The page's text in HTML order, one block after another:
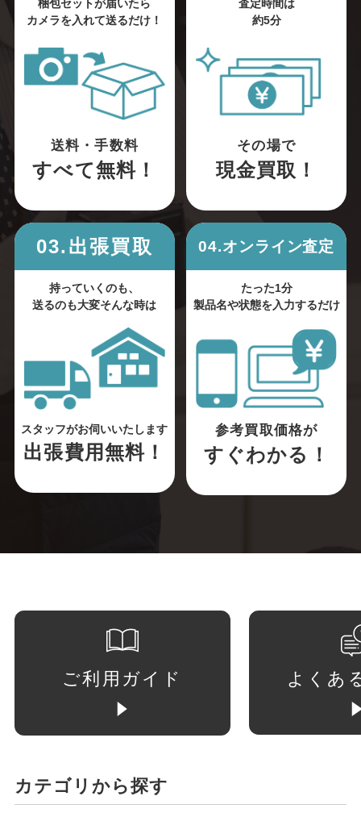
梱包セットが届いたら
カメラを入れて送るだけ！
送料・手数料
すべて無料！
査定時間は
約5分
その場で
現金買取！
03.出張買取
持っていくのも、
送るのも大変そんな時は
スタッフがお伺いいたします
出張費用無料！
04.オンライン査定
たった1分
製品名や状態を入力するだけ
参考買取価格が
すぐわかる！
ご利用ガイド よくあ
カテゴリから探す